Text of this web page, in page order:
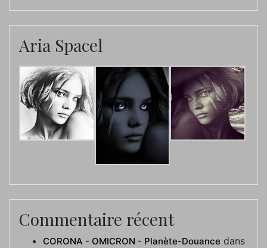
Aria Spacel
Commentaire récent
CORONA - OMICRON - Planète-Douance dans